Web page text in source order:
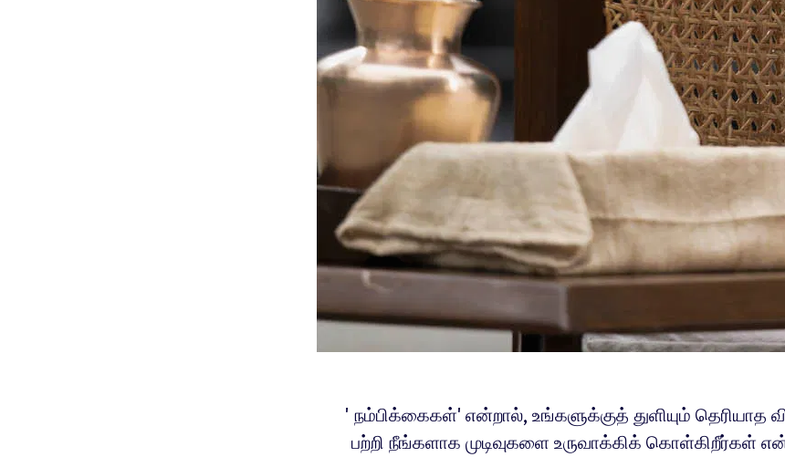
'நம்பிக்கைகள்' என்றால், உங்களுக்குத் துளியும் தெரியாத
பற்றி நீங்களாக முடிவுகளை உருவாக்கிக் கொள்கிறீர்கள்